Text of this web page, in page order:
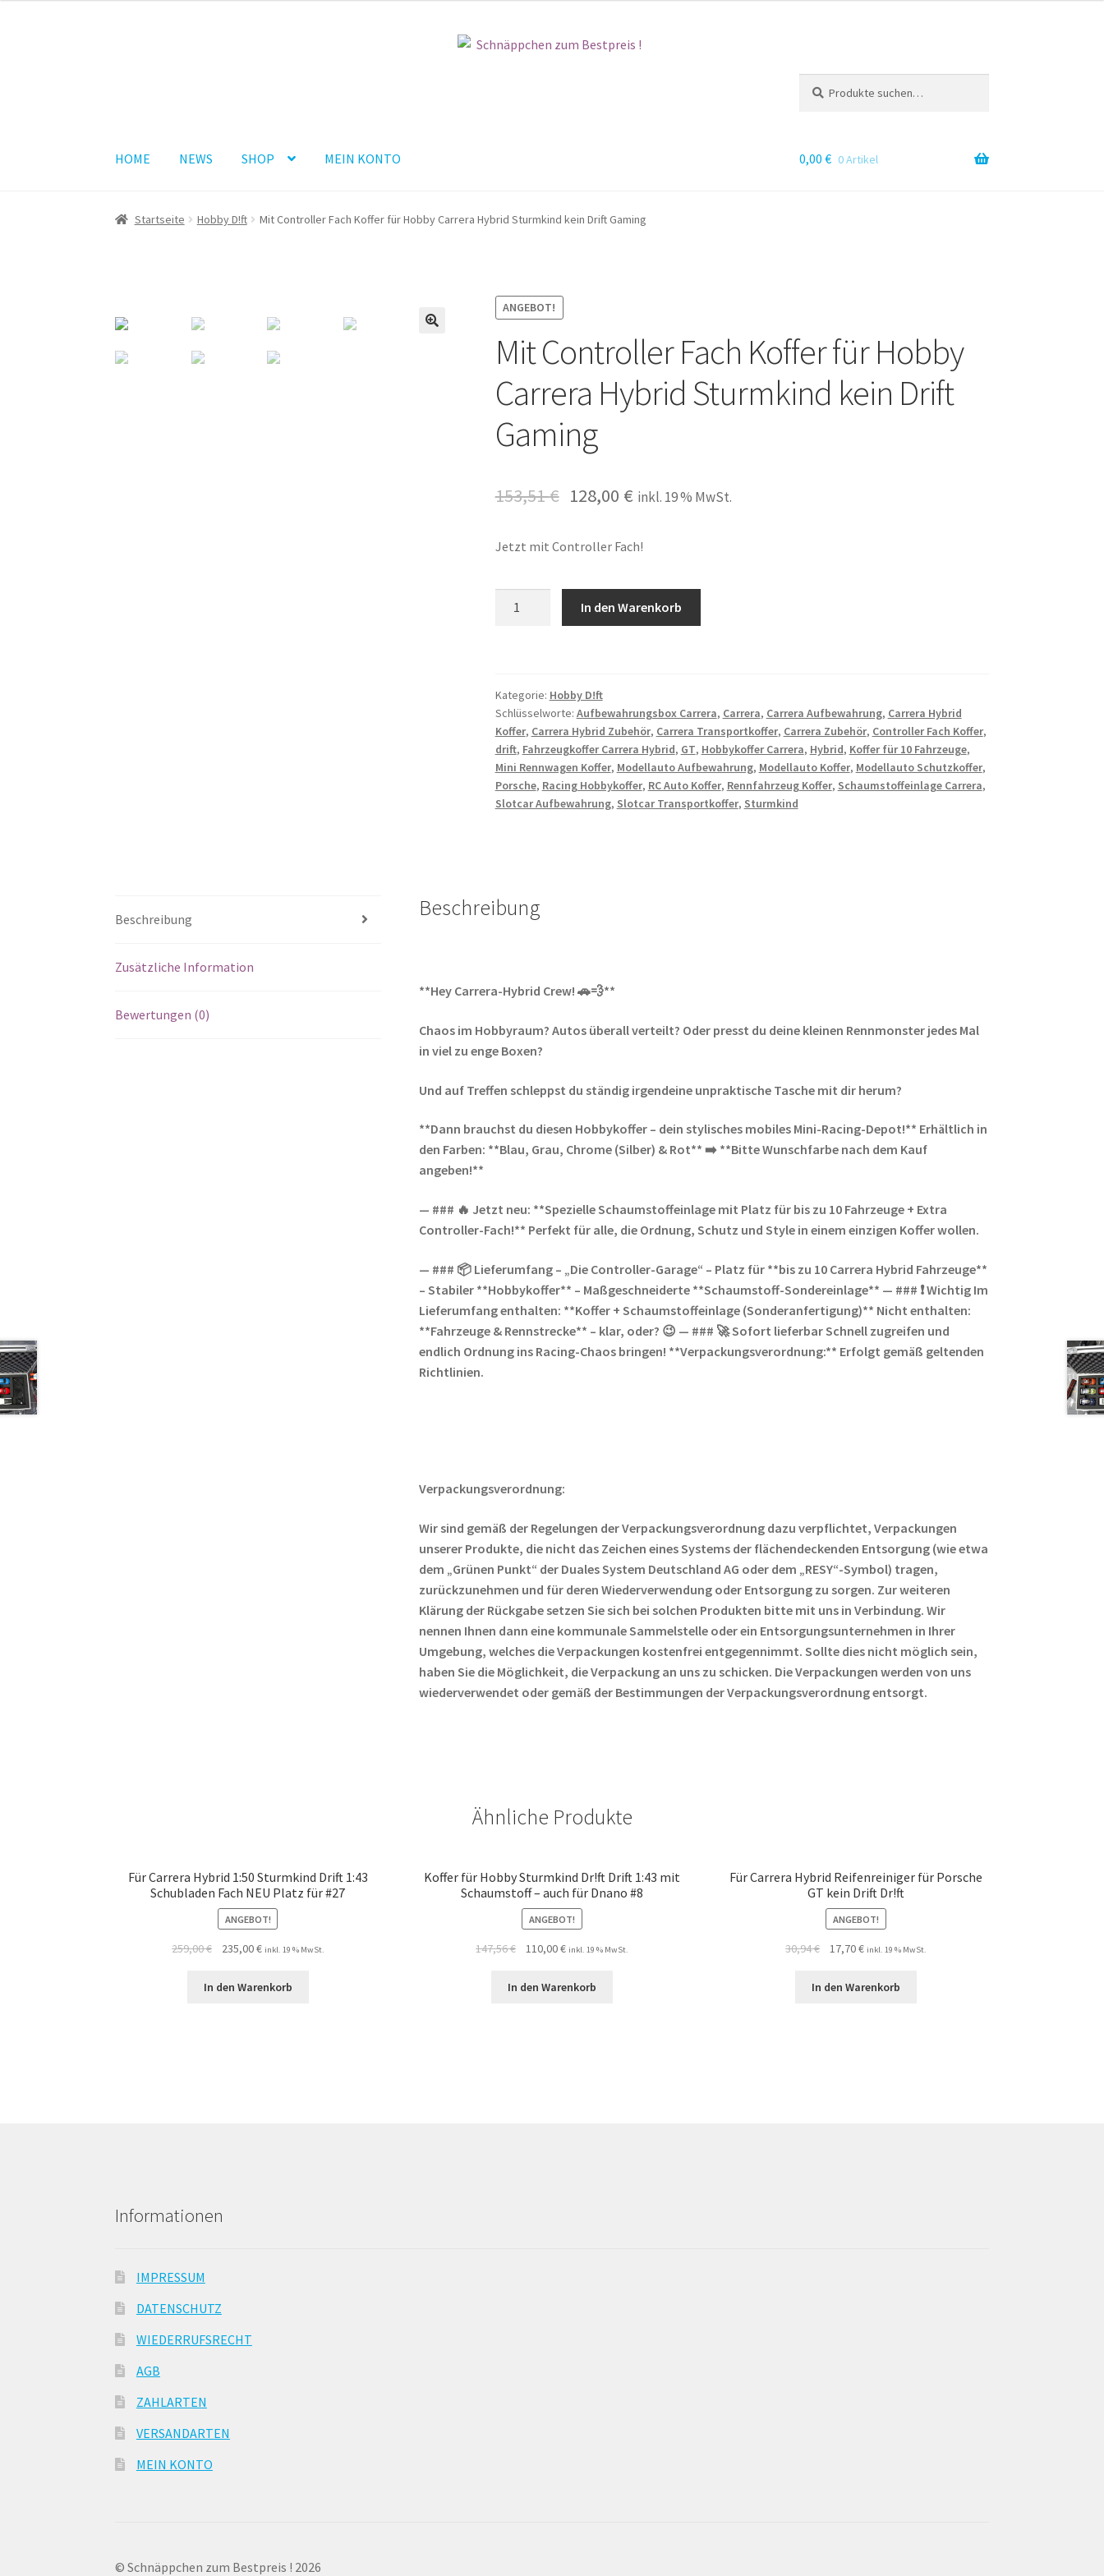
nach:
e
HOME NEWS SHOP MEIN KONTO 0,00 € 0 Artikel
Startseite Hobby D!ft Mit Controller Fach Koffer für Hobby Carrera Hybrid Sturmkind kein Drift Gaming
ANGEBOT!
Mit Controller Fach Koffer für Hobby
Carrera Hybrid Sturmkind kein Drift
Gaming
153,51€ 128,00 € inkl. 19 % MwSt.
Jetzt mit Controller Fach!
Hobby
Carrera
Hybrid
Sturmkind
kein
Drift
In den Warenkorb
Kategorie: Hobby D!ft
Schlüsselworte: Aufbewahrungsbox Carrera, Carrera, Carrera Aufbewahrung, Carrera Hybrid
Koffer, Carrera Hybrid Zubehör, Carrera Transportkoffer, Carrera Zubehör, Controller Fach Koffer,
drift, Fahrzeugkoffer Carrera Hybrid, GT, Hobbykoffer Carrera, Hybrid, Koffer für 10 Fahrzeuge,
Mini Rennwagen Koffer, Modellauto Aufbewahrung, Modellauto Koffer, Modellauto Schutzkoffer,
Porsche, Racing Hobbykoffer, RC Auto Koffer, Rennfahrzeug Koffer, Schaumstoffeinlage Carrera,
Slotcar Aufbewahrung, Slotcar Transportkoffer, Sturmkind
Beschreibung
Zusätzliche Information
Bewertungen (0)
Beschreibung
**Hey Carrera-Hybrid Crew! 🚗💨**
Chaos im Hobbyraum? Autos überall verteilt? Oder presst du deine kleinen Rennmonster jedes Mal
in viel zu enge Boxen?
Und auf Treffen schleppst du ständig irgendeine unpraktische Tasche mit dir herum?
**Dann brauchst du diesen Hobbykoffer – dein stylisches mobiles Mini-Racing-Depot!** Erhältlich in
den Farben: **Blau, Grau, Chrome (Silber) & Rot** ➡️ **Bitte Wunschfarbe nach dem Kauf
angeben!**
— ### 🔥 Jetzt neu: **Spezielle Schaumstoffeinlage mit Platz für bis zu 10 Fahrzeuge + Extra
Controller-Fach!** Perfekt für alle, die Ordnung, Schutz und Style in einem einzigen Koffer wollen.
— ### 📦 Lieferumfang – „Die Controller-Garage“ – Platz für **bis zu 10 Carrera Hybrid Fahrzeuge**
– Stabiler **Hobbykoffer** – Maßgeschneiderte **Schaumstoff-Sondereinlage** — ### ❗ Wichtig Im
Lieferumfang enthalten: **Koffer + Schaumstoffeinlage (Sonderanfertigung)** Nicht enthalten:
**Fahrzeuge & Rennstrecke** – klar, oder? 😉 — ### 🚀 Sofort lieferbar Schnell zugreifen und
endlich Ordnung ins Racing-Chaos bringen! **Verpackungsverordnung:** Erfolgt gemäß geltenden
Richtlinien.
Verpackungsverordnung:
Wir sind gemäß der Regelungen der Verpackungsverordnung dazu verpflichtet, Verpackungen
unserer Produkte, die nicht das Zeichen eines Systems der flächendeckenden Entsorgung (wie etwa
dem „Grünen Punkt“ der Duales System Deutschland AG oder dem „RESY“-Symbol) tragen,
zurückzunehmen und für deren Wiederverwendung oder Entsorgung zu sorgen. Zur weiteren
Klärung der Rückgabe setzen Sie sich bei solchen Produkten bitte mit uns in Verbindung. Wir
nennen Ihnen dann eine kommunale Sammelstelle oder ein Entsorgungsunternehmen in Ihrer
Umgebung, welches die Verpackungen kostenfrei entgegennimmt. Sollte dies nicht möglich sein,
haben Sie die Möglichkeit, die Verpackung an uns zu schicken. Die Verpackungen werden von uns
wiederverwendet oder gemäß der Bestimmungen der Verpackungsverordnung entsorgt.
Ähnliche Produkte
Für Carrera Hybrid 1:50 Sturmkind Drift 1:43
Schubladen Fach NEU Platz für #27
ANGEBOT!
259,00€ 235,00€ inkl. 19 % MwSt.
In den Warenkorb
Koffer für Hobby Sturmkind Dr!ft Drift 1:43 mit
Schaumstoff – auch für Dnano #8
ANGEBOT!
147,56€ 110,00€ inkl. 19 % MwSt.
In den Warenkorb
Für Carrera Hybrid Reifenreiniger für Porsche
GT kein Drift Dr!ft
ANGEBOT!
30,94€ 17,70€ inkl. 19 % MwSt.
In den Warenkorb
Informationen
IMPRESSUM
DATENSCHUTZ
WIEDERRUFSRECHT
AGB
ZAHLARTEN
VERSANDARTEN
MEIN KONTO
© Schnäppchen zum Bestpreis ! 2026